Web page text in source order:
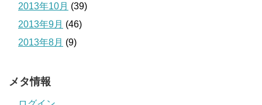
2013年10月 (39)
2013年9月 (46)
2013年8月 (9)
メタ情報